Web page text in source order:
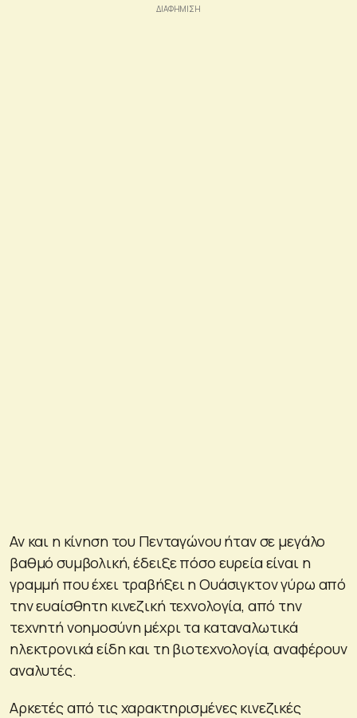
Αν και η κίνηση του Πενταγώνου ήταν σε μεγάλο
βαθμό συμβολική, έδειξε πόσο ευρεία είναι η
γραμμή που έχει τραβήξει η Ουάσιγκτον γύρω από
την ευαίσθητη κινεζική τεχνολογία, από την
τεχνητή νοημοσύνη μέχρι τα καταναλωτικά
ηλεκτρονικά είδη και τη βιοτεχνολογία, αναφέρουν
αναλυτές.
Αρκετές από τις χαρακτηρισμένες κινεζικές